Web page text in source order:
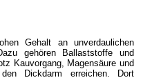
Gehalt an unverdaulichen
gehören Ballaststoffe und
Kauvorgang, Magensäure und
Dickdarm erreichen. Dort